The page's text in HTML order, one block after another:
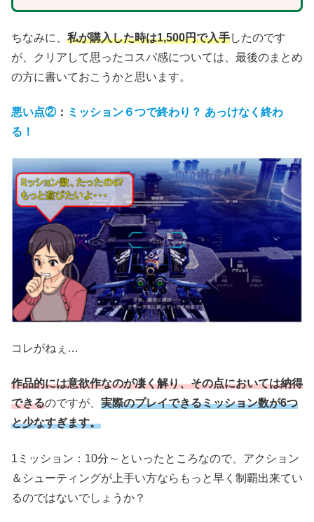
ちなみに、 私が購入した時は1,500円で入手したのです
が、クリアして思ったコスパ感については、最後のまとめ
の方に書いておこうかと思います。
悪い点②： ミッション６つで終わり？ あっけなく終わ
る ！
コレがねぇ…
作品的には意欲作なのが凄く解り、その点においては納得
できるのですが、 実際のプレイできるミッション数が6つ
と少なすぎます。
1ミッション：10分～といったところなので、アクション
＆シューティングが上手い方ならもっと早く制覇出来てい
るのではないでしょうか？